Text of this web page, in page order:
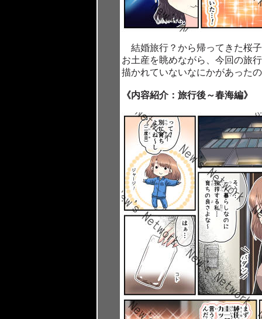
結婚旅行？から帰ってきた桜
お土産を眺めながら、今回の旅
描かれていないなにかがあった
《内容紹介：旅行後～春海編》